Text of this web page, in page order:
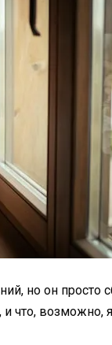
но он просто
что, возможно,